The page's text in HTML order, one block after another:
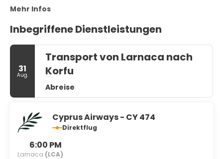
Mehr Infos
Inbegriffene Dienstleistungen
31
Aug.
Transport von Larnaca nach
Korfu
Abreise
Cyprus Airways - CY 474
Direktflug
6:00 PM
Larnaca (LCA)